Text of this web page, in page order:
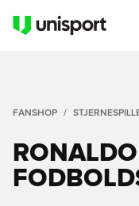
FANSHOP
RONALDO